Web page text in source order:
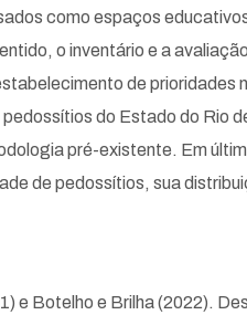
como espaços
o inventário e a
de prioridades
do Estado do Rio
pré-existente. Em
de pedossítios, sua
e Botelho e Brilha (2022).